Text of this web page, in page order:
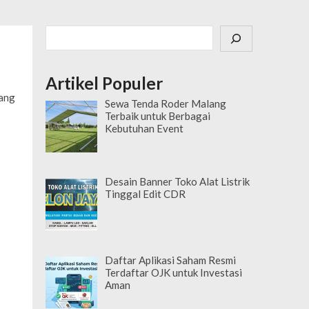
Artikel Populer
Sewa Tenda Roder Malang
Terbaik untuk Berbagai
Kebutuhan Event
Desain Banner Toko Alat Listrik
Tinggal Edit CDR
Daftar Aplikasi Saham Resmi
Terdaftar OJK untuk Investasi
Aman